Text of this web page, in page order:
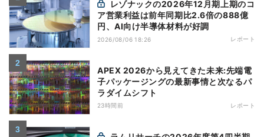
ア営業利益は前年同期比2.6倍の888億
円、AI向け半導体材料が好調
2026/08/06 18:26 レポート
APEX 2026から見えてきた未来:先端電
子パッケージングの最新事情と次なるパ
ラダイムシフト
23時間前 レポート